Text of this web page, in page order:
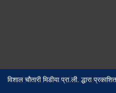
विशाल चौतारी मिडीया प्रा.ली. द्धारा